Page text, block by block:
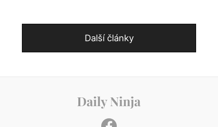
Další články